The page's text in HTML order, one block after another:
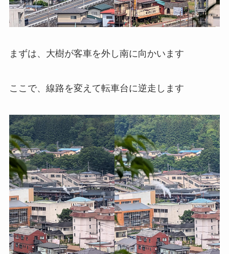
まずは、大樹が客車を外し南に向かいます
ここで、線路を変えて転車台に逆走します